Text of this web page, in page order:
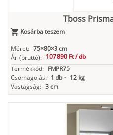
Tboss
Kosárba teszem
Méret: 75×80×3 cm
Ár (bruttó): 107 890 Ft /db
Termékkód: FMPR75
Csomagolás: 1 db - 12 kg
Vastagság: 3 cm